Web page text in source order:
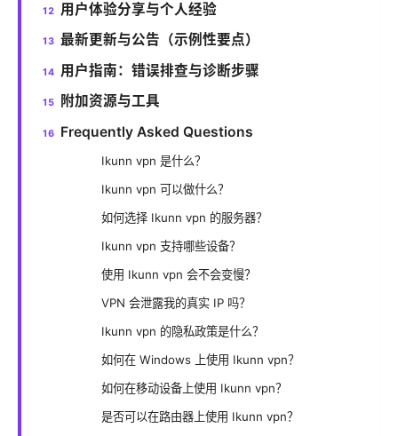
用户体验分享与个人经验
最新更新与公告（示例性要点）
用户指南：错误排查与诊断步骤
附加资源与工具
Frequently Asked Questions
Ikunn vpn 是什么？
Ikunn vpn 可以做什么？
如何选择 Ikunn vpn 的服务器？
Ikunn vpn 支持哪些设备？
使用 Ikunn vpn 会不会变慢？
VPN 会泄露我的真实 IP 吗？
Ikunn vpn 的隐私政策是什么？
如何在 Windows 上使用 Ikunn vpn？
如何在移动设备上使用 Ikunn vpn？
是否可以在路由器上使用 Ikunn vpn？